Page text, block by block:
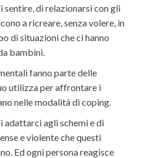
sentire, di relazionarsi con gli
a ricreare, senza volere, in
di situazioni che ci hanno
bambini.
fanno parte delle
utilizza per affrontare i
nelle modalità di coping.
adattarci agli schemi e di
e violente che questi
Ed ogni persona reagisce